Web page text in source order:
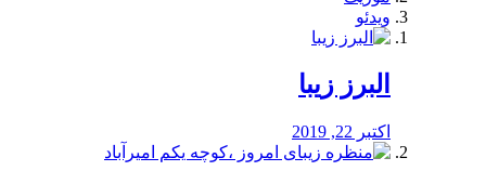
ویدئو
البرز زیبا
اکتبر 22, 2019